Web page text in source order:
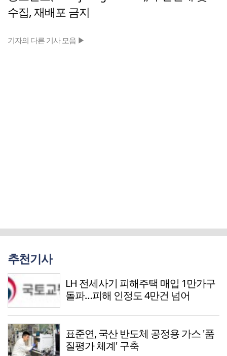
수집, 재배포 금지
기자의 다른 기사 모음 ▶
추천기사
LH 전세사기 피해주택 매입 1만가구
돌파…피해 인정도 4만건 넘어
표준연, 국산 반도체 공정용 가스 '품
질평가 체계' 구축